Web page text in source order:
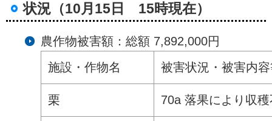
状況（10月15日 15時現在）
農作物被害額：総額 7,892,000円
施設・作物名
被害状況・被害内
栗 70a 落果により収